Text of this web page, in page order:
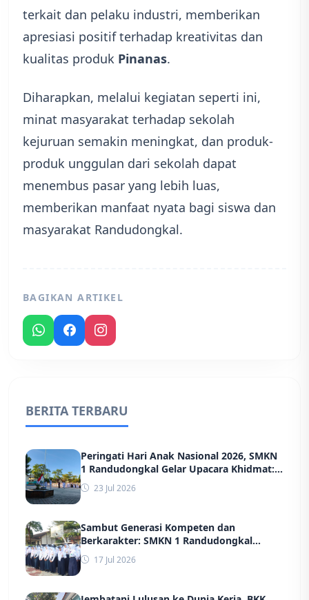
terkait dan pelaku industri, memberikan
apresiasi positif terhadap kreativitas dan
kualitas produk Pinanas.
Diharapkan, melalui kegiatan seperti ini,
minat masyarakat terhadap sekolah
kejuruan semakin meningkat, dan produk-
produk unggulan dari sekolah dapat
menembus pasar yang lebih luas,
memberikan manfaat nyata bagi siswa dan
masyarakat Randudongkal.
BAGIKAN ARTIKEL
BERITA TERBARU
Peringati Hari Anak Nasional 2026, SMKN
1 Randudongkal Gelar Upacara Khidmat:
Tegaskan Komitmen Wujudkan
Lingkungan Belajar yang Aman, Ramah,
23 Jul 2026
Sambut Generasi Kompeten dan
Berkarakter: SMKN 1 Randudongkal
Sukses Gelar MPLS 2026 Bersama TNI,
POLRI, hingga Dinas Kesehatan
17 Jul 2026